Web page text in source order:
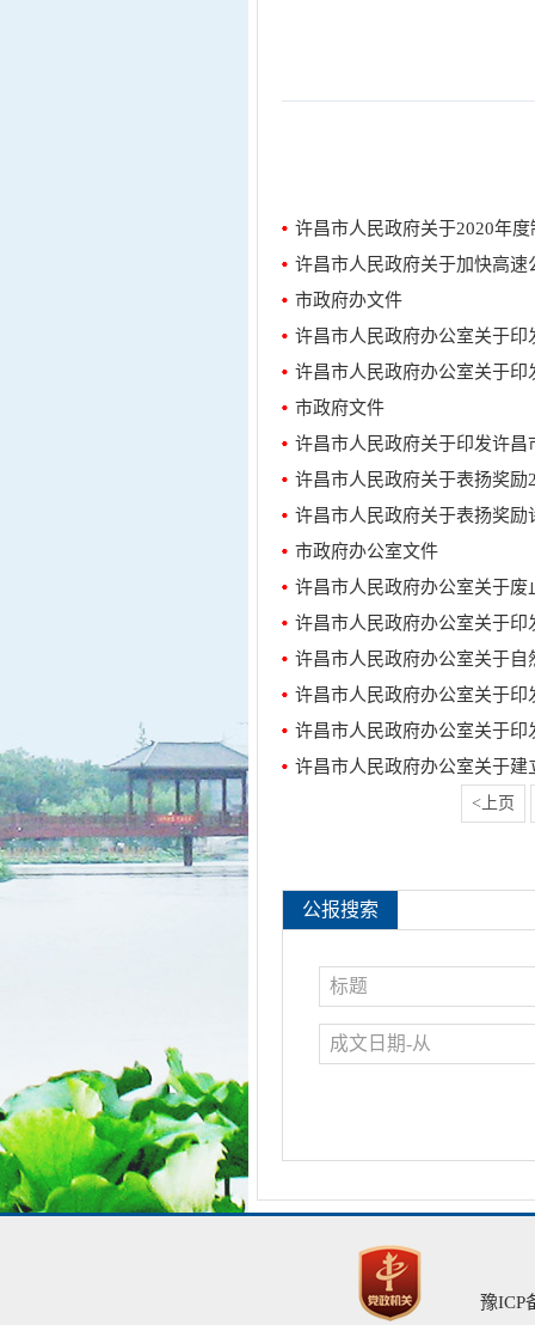
许昌市人民政府关于2020年
许昌市人民政府关于加快高速
市政府办文件
许昌市人民政府办公室关于
市政府文件
许昌市人民政府关于印发许
许昌市人民政府关于表扬奖
市政府办公室文件
许昌市人民政府办公室关于
许昌市人民政府办公室关于
许昌市人民政府办公室关于
许昌市人民政府办公室关于
许昌市人民政府办公室关于
<上页
豫ICP